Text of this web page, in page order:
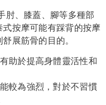
肘、膝蓋、腳等多種部
按摩可能有踩背的按摩
展筋骨的目的。
助於提高身體靈活性和
較為強烈，對於不習慣